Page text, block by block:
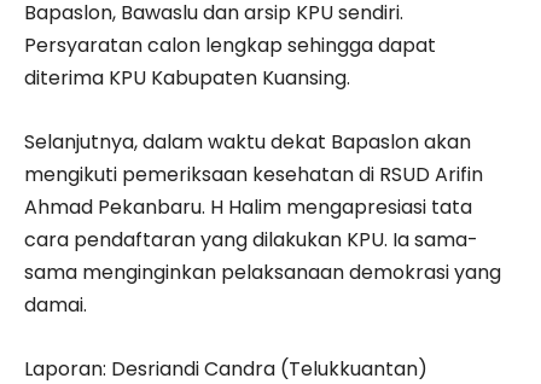
Bapaslon, Bawaslu dan arsip KPU sendiri.
Persyaratan calon lengkap sehingga dapat
diterima KPU Kabupaten Kuansing.
Selanjutnya, dalam waktu dekat Bapaslon akan
mengikuti pemeriksaan kesehatan di RSUD Arifin
Ahmad Pekanbaru. H Halim mengapresiasi tata
cara pendaftaran yang dilakukan KPU. Ia sama-
sama menginginkan pelaksanaan demokrasi yang
damai.
Laporan: Desriandi Candra (Telukkuantan)